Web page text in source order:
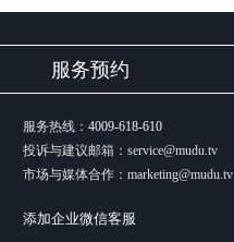
服务预约
服务热线：4009-618-610
投诉与建议邮箱：service@mudu.tv
市场与媒体合作：marketing@mudu.tv
添加企业微信客服